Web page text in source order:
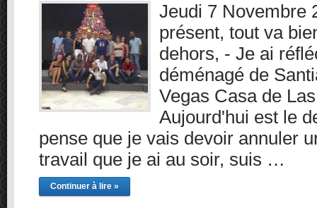
Jeudi 7
présent, tout va
dehors, - Je ai
déménagé de
Vegas Casa de
Aujourd'hui est le
pense que je vais devoir annuler
travail que je ai au soir, suis …
Continuer à lire »